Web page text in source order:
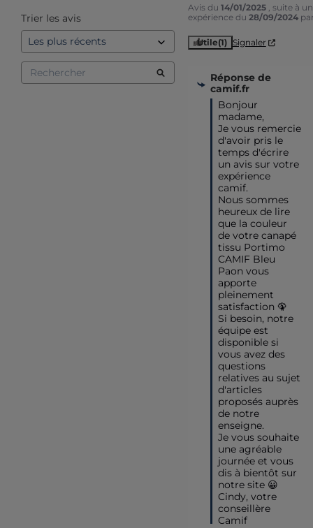
Trier les avis
Avis du 14/01/2025 , suite à
expérience du 28/09/2024
Utile(1) Signaler
Réponse de
camif.fr
Bonjour
madame,
Je vous remercie
d'avoir pris le
temps d'écrire
un avis sur votre
expérience
camif.
Nous sommes
heureux de lire
que la couleur
de votre canapé
tissu Portimo
CAMIF Bleu
Paon vous
apporte
pleinement
satisfaction 🦚
Si besoin, notre
équipe est
disponible si
vous avez des
questions
relatives au sujet
d'articles
proposés auprès
de notre
enseigne.
Je vous souhaite
une agréable
journée et vous
dis à bientôt sur
notre site 😀
Cindy, votre
conseillère
Camif